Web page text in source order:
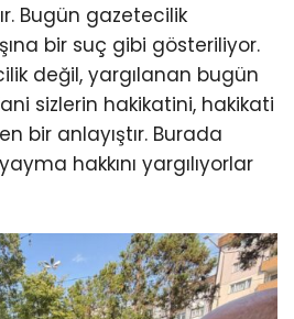
Bugün gazetecilik
bir suç gibi gösteriliyor.
değil, yargılanan bugün
sizlerin hakikatini, hakikati
bir anlayıştır. Burada
hakkını yargılıyorlar